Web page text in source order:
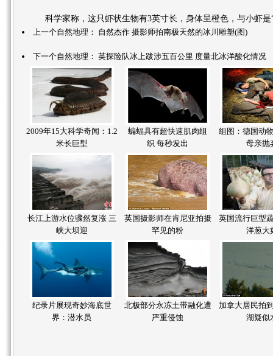
科学家称，这只虾状生物有3英寸长，身体呈橙色，与小虾是
上一个自然地理： 自然杰作 摄影师拍南极天然的冰川雕塑(图)
下一个自然地理： 英探险队冰上跋涉五百公里 度量北冰洋酸化情况
2009年15大科学奇闻：1.2
米长巨型
蝙蝠具有超快速肌肉组
织 每秒发出
组图：德国动
母亲抛
长江上游水位骤然复涨 三
峡大坝迎
英国摄影师在肯尼亚拍摄
罕见的粉
英国流行巨型
洋葱大
纪录片展现奇妙海底世
界：潜水员
北极部分永冻土带融化遭
严重侵蚀
加拿大居民拍
湖疑似